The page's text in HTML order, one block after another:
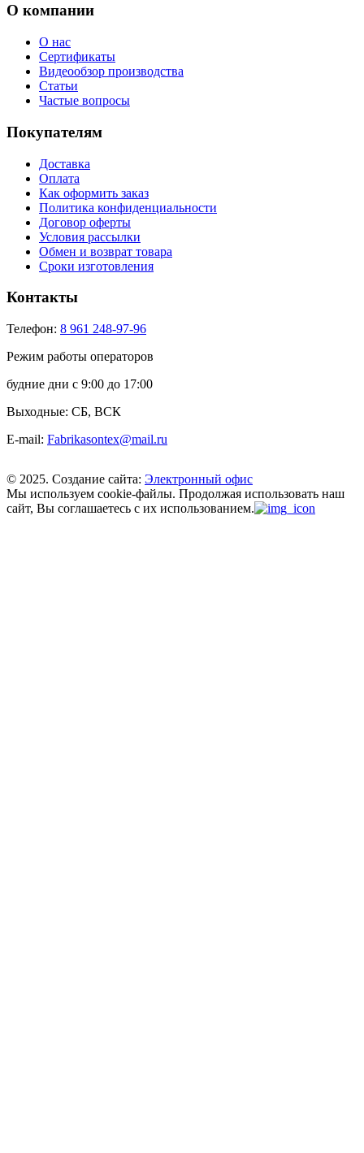
О компании
О нас
Сертификаты
Видеообзор производства
Статьи
Частые вопросы
Покупателям
Доставка
Оплата
Как оформить заказ
Политика конфиденциальности
Договор оферты
Условия рассылки
Обмен и возврат товара
Сроки изготовления
Контакты
Телефон: 8 961 248-97-96
Режим работы операторов
будние дни с 9:00 до 17:00
Выходные: СБ, ВСК
E-mail: Fabrikasontex@mail.ru
© 2025. Создание сайта: Электронный офис
Мы используем cookie-файлы. Продолжая использовать наш
сайт, Вы соглашаетесь с их использованием.